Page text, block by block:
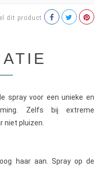
dit product
spray voor een unieke en
Zelfs bij extreme
niet pluizen.
haar aan. Spray op de